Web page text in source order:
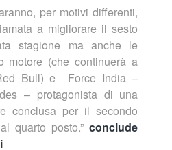
per motivi differenti,
a migliorare il sesto
stagione ma anche le
motore (che continuerà a
Bull) e Force India –
– protagonista di una
conclusa per il secondo
quarto posto.”conclude